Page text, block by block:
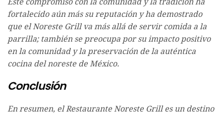
Este compromiso con la comunidad y la tradición ha
fortalecido aún más su reputación y ha demostrado
que el Noreste Grill va más allá de servir comida a la
parrilla; también se preocupa por su impacto positivo
en la comunidad y la preservación de la auténtica
cocina del noreste de México.
Conclusión
En resumen, el Restaurante Noreste Grill es un destino